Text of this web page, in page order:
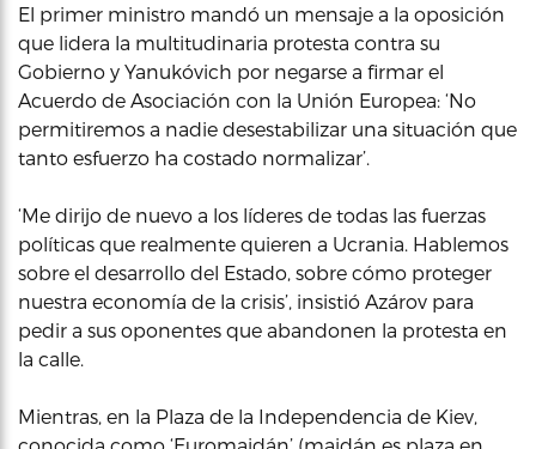
El primer ministro mandó un mensaje a la oposición
que lidera la multitudinaria protesta contra su
Gobierno y Yanukóvich por negarse a firmar el
Acuerdo de Asociación con la Unión Europea: ‘No
permitiremos a nadie desestabilizar una situación que
tanto esfuerzo ha costado normalizar’.
‘Me dirijo de nuevo a los líderes de todas las fuerzas
políticas que realmente quieren a Ucrania. Hablemos
sobre el desarrollo del Estado, sobre cómo proteger
nuestra economía de la crisis’, insistió Azárov para
pedir a sus oponentes que abandonen la protesta en
la calle.
Mientras, en la Plaza de la Independencia de Kiev,